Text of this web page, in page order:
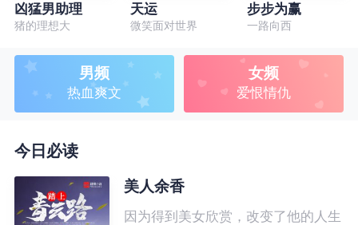
凶猛男助理
猪的理想大
天运
微笑面对世界
步步为赢
一路向西
男频
热血爽文
女频
爱恨情仇
今日必读
美人余香
因为得到美女欣赏，改变了他的人生